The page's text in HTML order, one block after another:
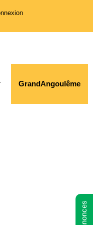
GrandAngoulême